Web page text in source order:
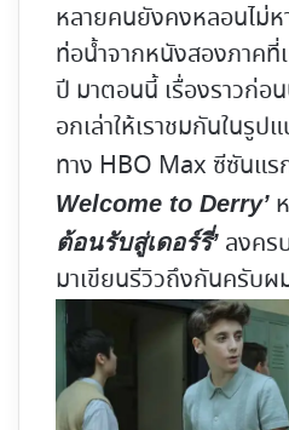
หลายคนยังคงหลอนไม่
ท่อน้ำจากหนังสองภาคที่
ปี มาตอนนี้ เรื่องราวก่อ
อกเล่าให้เราชมกันในรู
ทาง HBO Max ซีซันแ
Welcome to Derry’
ต้อนรับสู่เดอร์รี่’ ลงคร
มาเขียนรีวิวถึงกันครับผ